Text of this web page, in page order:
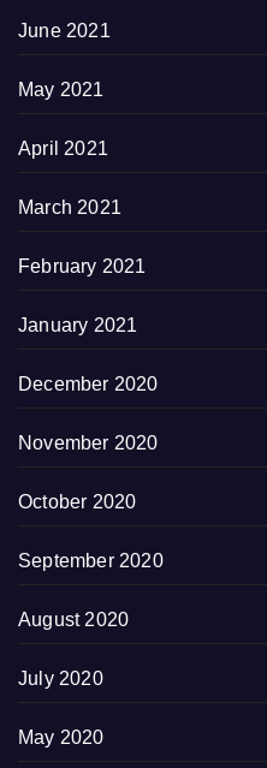
June 2021
May 2021
April 2021
March 2021
February 2021
January 2021
December 2020
November 2020
October 2020
September 2020
August 2020
July 2020
May 2020